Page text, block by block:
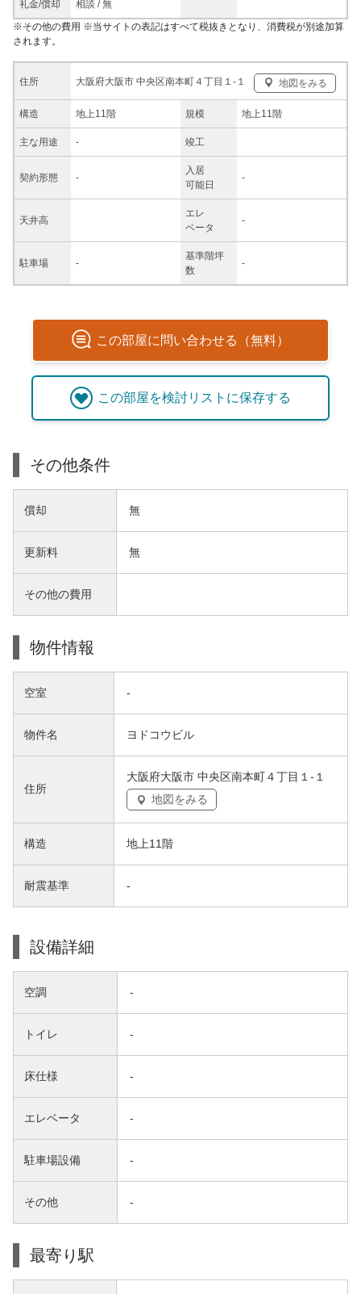
礼金/償却 相談 /無
住所 大阪府大阪市 中央区南本町４丁目１-１ 地図をみる
構造 地上11階 規模 地上11階
主な用途 - 竣工
契約形態 -
入居
可能日
-
天井高
エレ
ベータ
-
駐車場 -
基準階坪
数
-
※その他の費用 ※当サイトの表記はすべて税抜きとなり、消費税が別途加算
されます。
この部屋に問い合わせる（無料）
この部屋を検討リストに保存する
その他条件
償却 無
更新料 無
その他の費用
物件情報
空室 -
物件名 ヨドコウビル
住所
大阪府大阪市 中央区南本町４丁目１-１
地図をみる
構造 地上11階
耐震基準 -
設備詳細
空調 -
トイレ -
床仕様 -
エレベータ -
駐車場設備 -
その他 -
最寄り駅